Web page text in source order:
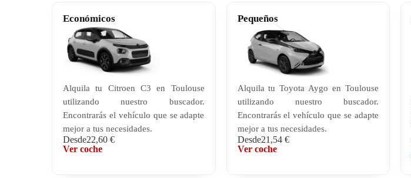
Económicos
Alquila tu Citroen C3 en Toulouse
utilizando nuestro buscador.
Encontrarás el vehículo que se adapte
mejor a tus necesidades.
Desde22,60 €
Ver coche
Pequeños
Alquila tu Toyota Aygo en Toulouse
utilizando nuestro buscador.
Encontrarás el vehículo que se adapte
mejor a tus necesidades.
Desde21,54 €
Ver coche